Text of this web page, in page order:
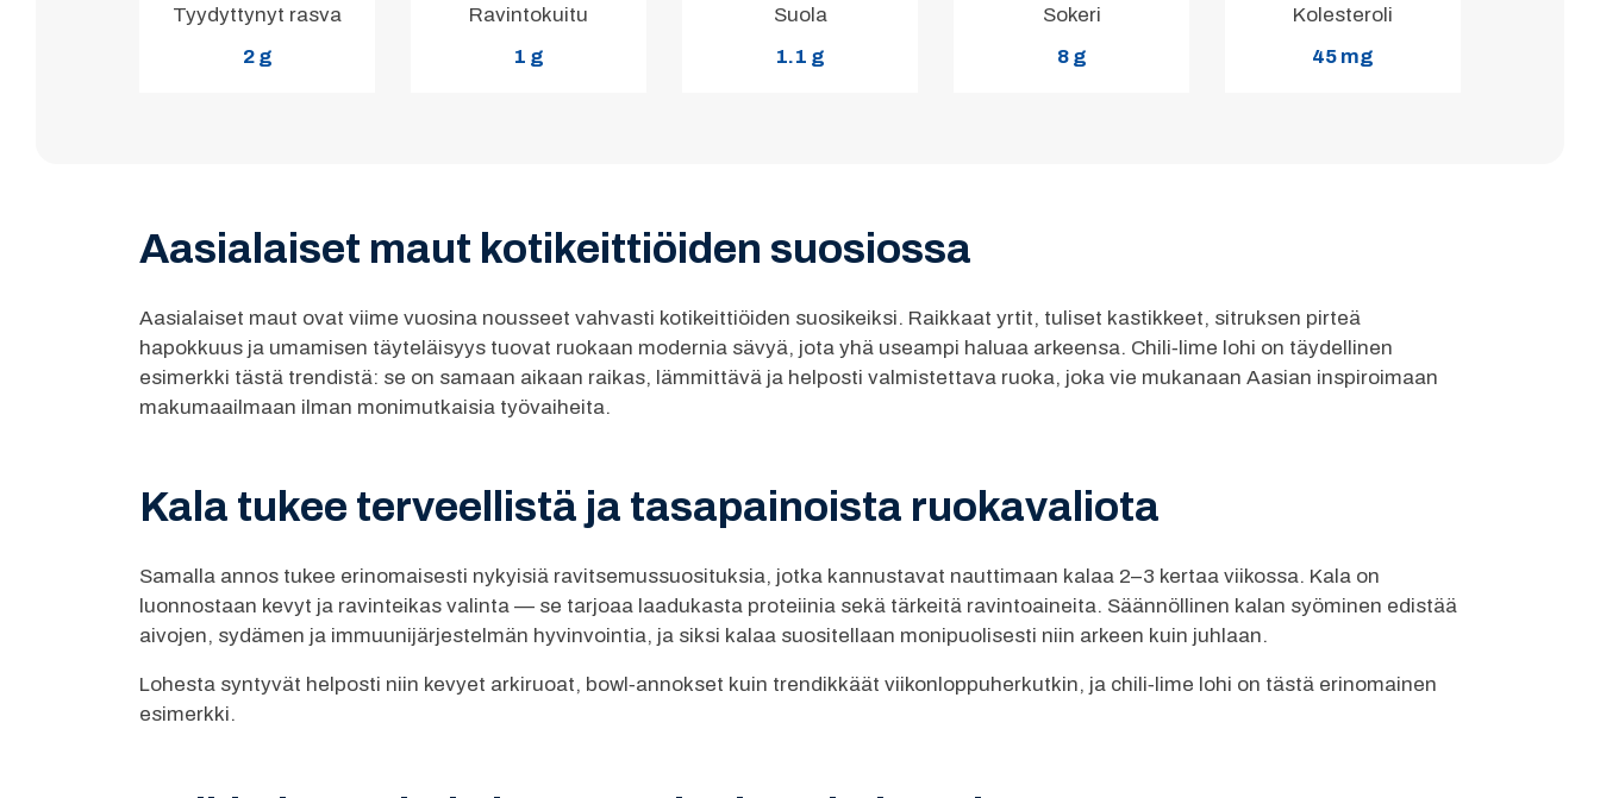
Tyydyttynyt rasva
2 g
Ravintokuitu
1 g
Suola
1.1 g
Sokeri
8 g
Kolesteroli
45 mg
Aasialaiset maut kotikeittiöiden suosiossa
Aasialaiset maut ovat viime vuosina nousseet vahvasti kotikeittiöiden suosikeiksi. Raikkaat yrtit, tuliset kastikkeet, sitruksen pirteä
hapokkuus ja umamisen täyteläisyys tuovat ruokaan modernia sävyä, jota yhä useampi haluaa arkeensa. Chili‑lime lohi on täydellinen
esimerkki tästä trendistä: se on samaan aikaan raikas, lämmittävä ja helposti valmistettava ruoka, joka vie mukanaan Aasian inspiroimaan
makumaailmaan ilman monimutkaisia työvaiheita.
Kala tukee terveellistä ja tasapainoista ruokavaliota
Samalla annos tukee erinomaisesti nykyisiä ravitsemussuosituksia, jotka kannustavat nauttimaan kalaa 2–3 kertaa viikossa. Kala on
luonnostaan kevyt ja ravinteikas valinta — se tarjoaa laadukasta proteiinia sekä tärkeitä ravintoaineita. Säännöllinen kalan syöminen edistää
aivojen, sydämen ja immuunijärjestelmän hyvinvointia, ja siksi kalaa suositellaan monipuolisesti niin arkeen kuin juhlaan.
Lohesta syntyvät helposti niin kevyet arkiruoat, bowl‑annokset kuin trendikkäät viikonloppuherkutkin, ja chili‑lime lohi on tästä erinomainen
esimerkki.